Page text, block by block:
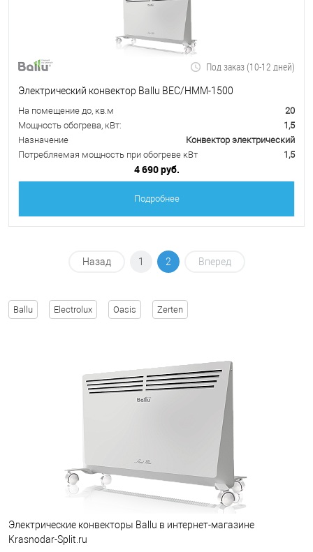
Ballu Electrolux Oasis Zerten
Под заказ (10-12 дней)
Электрический конвектор Ballu BEC/HMM-1500
На помещение до, кв.м
20
Мощность обогрева, кВт:
1,5
Назначение
Конвектор электрический
Потребляемая мощность при обогреве кВт
1,5
4 690 руб.
Подробнее
Назад 1 2 Вперед
Электрические конвекторы Ballu в интернет-магазине
Krasnodar-Split.ru